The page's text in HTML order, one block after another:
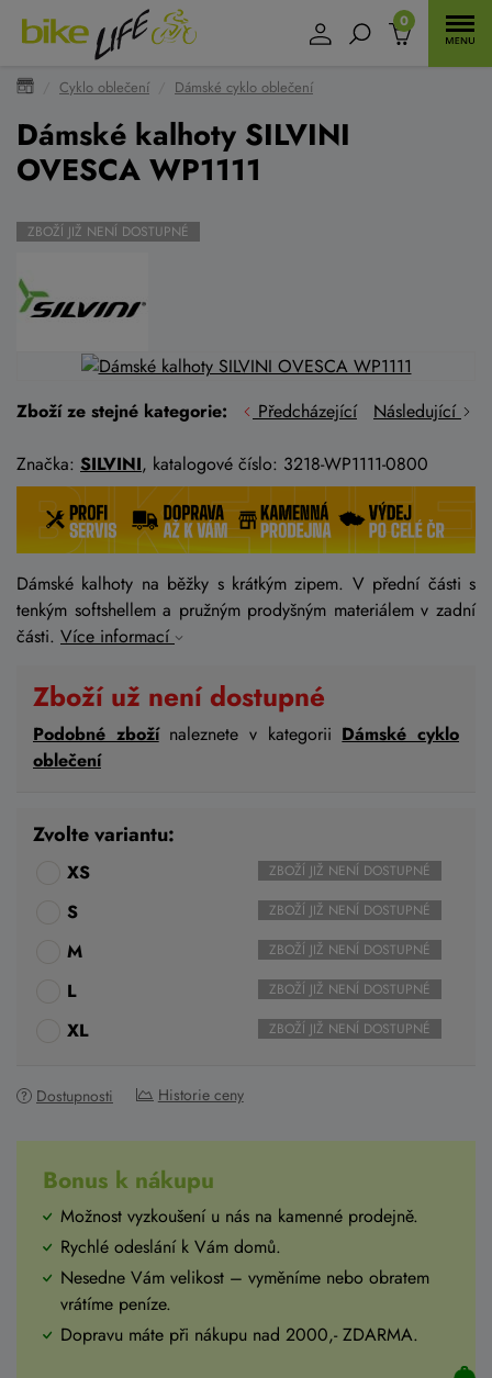
0
Cyklo oblečení Dámské cyklo oblečení
Dámské kalhoty SILVINI
OVESCA WP1111
ZBOŽÍ JIŽ NENÍ DOSTUPNÉ
Zboží ze stejné kategorie: Předcházející Následující
Značka: SILVINI, katalogové číslo: 3218-WP1111-0800
Dámské kalhoty na běžky s krátkým zipem. V přední části s
tenkým softshellem a pružným prodyšným materiálem v zadní
části. Více informací
Zboží už není dostupné
Podobné zbožínaleznete v kategorii Dámské cyklo
oblečení
Zvolte variantu:
XS ZBOŽÍ JIŽ NENÍ DOSTUPNÉ
S ZBOŽÍ JIŽ NENÍ DOSTUPNÉ
M ZBOŽÍ JIŽ NENÍ DOSTUPNÉ
L ZBOŽÍ JIŽ NENÍ DOSTUPNÉ
XL ZBOŽÍ JIŽ NENÍ DOSTUPNÉ
Dostupnosti Historie ceny
Bonus k nákupu
Možnost vyzkoušení u nás na kamenné prodejně.
Rychlé odeslání k Vám domů.
Nesedne Vám velikost – vyměníme nebo obratem
vrátíme peníze.
Dopravu máte při nákupu nad 2000,- ZDARMA.